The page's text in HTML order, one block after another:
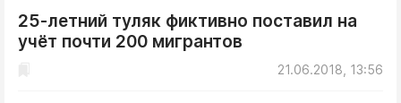
25-летний туляк фиктивно поставил на
учёт почти 200 мигрантов
21.06.2018, 13:56